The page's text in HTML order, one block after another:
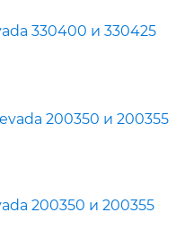
330400 и 330425
200350 и 200355